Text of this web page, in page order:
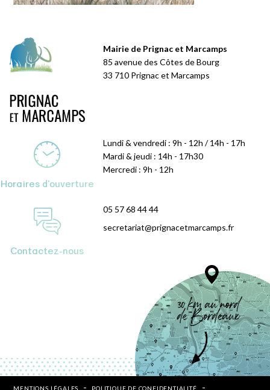
Mairie de Prignac et Marcamps
85 avenue des Côtes de Bourg
33 710 Prignac et Marcamps
Horaires d'ouverture
Lundi & vendredi : 9h - 12h / 14h - 17h
Mardi & jeudi : 14h - 17h30
Mercredi : 9h - 12h
Contactez-nous
05 57 68 44 44
secretariat@prignacetmarcamps.fr
MENTIONS LÉGALES POLITIQUE DE CONFIDENTIALITÉ